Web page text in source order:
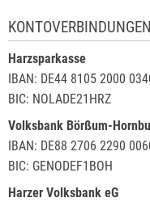
Harzsparkasse
IBAN: DE44 8105 2000
BIC: NOLADE21HRZ
Volksbank Börßum-
IBAN: DE88 2706 2290
BIC: GENODEF1BOH
Harzer Volksbank eG